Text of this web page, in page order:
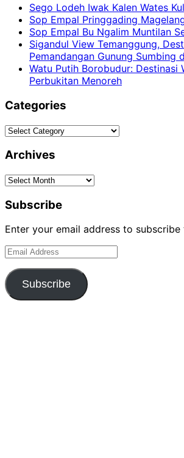
Sego Lodeh Iwak Kalen Wates
Sop Empal Pringgading
Sop Empal Bu Ngalim Muntilan
Sigandul View Temanggung,
Pemandangan Gunung Sumbing
Watu Putih Borobudur: Destinasi
Perbukitan Menoreh
Categories
Categories
Archives
Archives
Subscribe
Enter your email address to
Email
Subscribe